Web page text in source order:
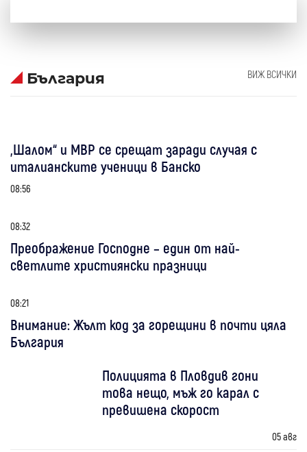
България ВИЖ ВСИЧКИ
„Шалом“ и МВР се срещат заради случая с
италианските ученици в Банско
08:56
08:32
Преображение Господне – един от най-
светлите християнски празници
08:21
Внимание: Жълт код за горещини в почти цяла
България
Полицията в Пловдив гони
това нещо, мъж го карал с
превишена скорост
05 авг